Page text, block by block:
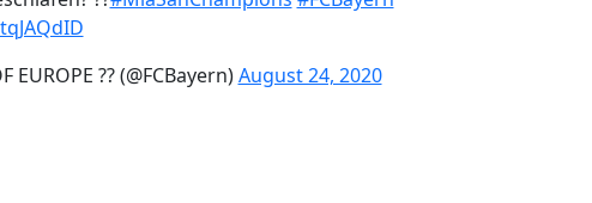
EUROPE ?? (@FCBayern)August 24, 2020